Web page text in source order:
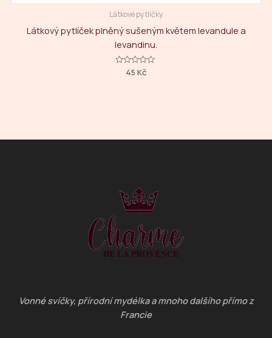
Látkové pytlíčky
Látkový pytlíček plněný sušeným květem levandule a
levandinu.
Hodnocení
45 Kč
Vonné svíčky, přírodní mydélka a mnoho dalšího přímo z
Francie